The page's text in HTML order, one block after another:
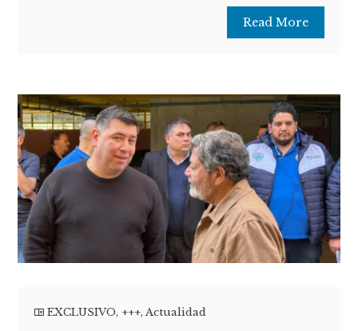
Read More
EXCLUSIVO, +++,Actualidad